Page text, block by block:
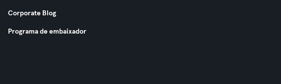
Corporate Blog
Programa de embaixador